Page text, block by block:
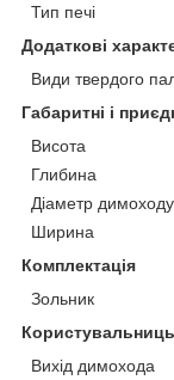
Тип печі
Додаткові
Види твердого
Габаритні і
Висота
Глибина
Діаметр димоходу
Ширина
Комплектація
Зольник
Вихід димохода